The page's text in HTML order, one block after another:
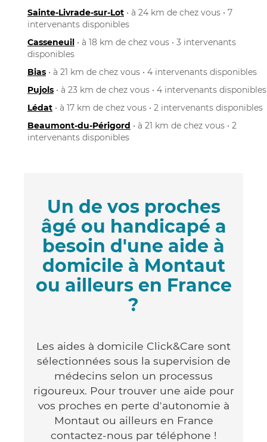
Sainte-Livrade-sur-Lot • à 24 km de chez vous • 7
intervenants disponibles
Casseneuil • à 18 km de chez vous • 3 intervenants
disponibles
Bias • à 21 km de chez vous • 4 intervenants disponibles
Pujols • à 23 km de chez vous • 4 intervenants disponibles
Lédat • à 17 km de chez vous • 2 intervenants disponibles
Beaumont-du-Périgord • à 21 km de chez vous • 2
intervenants disponibles
Un de vos proches
âgé ou handicapé a
besoin d'une aide à
domicile à Montaut
ou ailleurs en France
?
Les aides à domicile Click&Care sont
sélectionnées sous la supervision de
médecins selon un processus
rigoureux. Pour trouver une aide pour
vos proches en perte d'autonomie à
Montaut ou ailleurs en France
contactez-nous par téléphone !